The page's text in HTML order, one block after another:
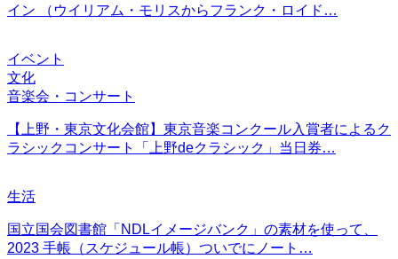
イン （ウイリアム・モリスからフランク・ロイド…
イベント
文化
音楽会・コンサート
【上野・東京文化会館】東京音楽コンクール入賞者によるク
ラシックコンサート「上野deクラシック」当日券…
生活
国立国会図書館「NDLイメージバンク」の素材を使って、
2023 手帳（スケジュール帳）ついでにノート…